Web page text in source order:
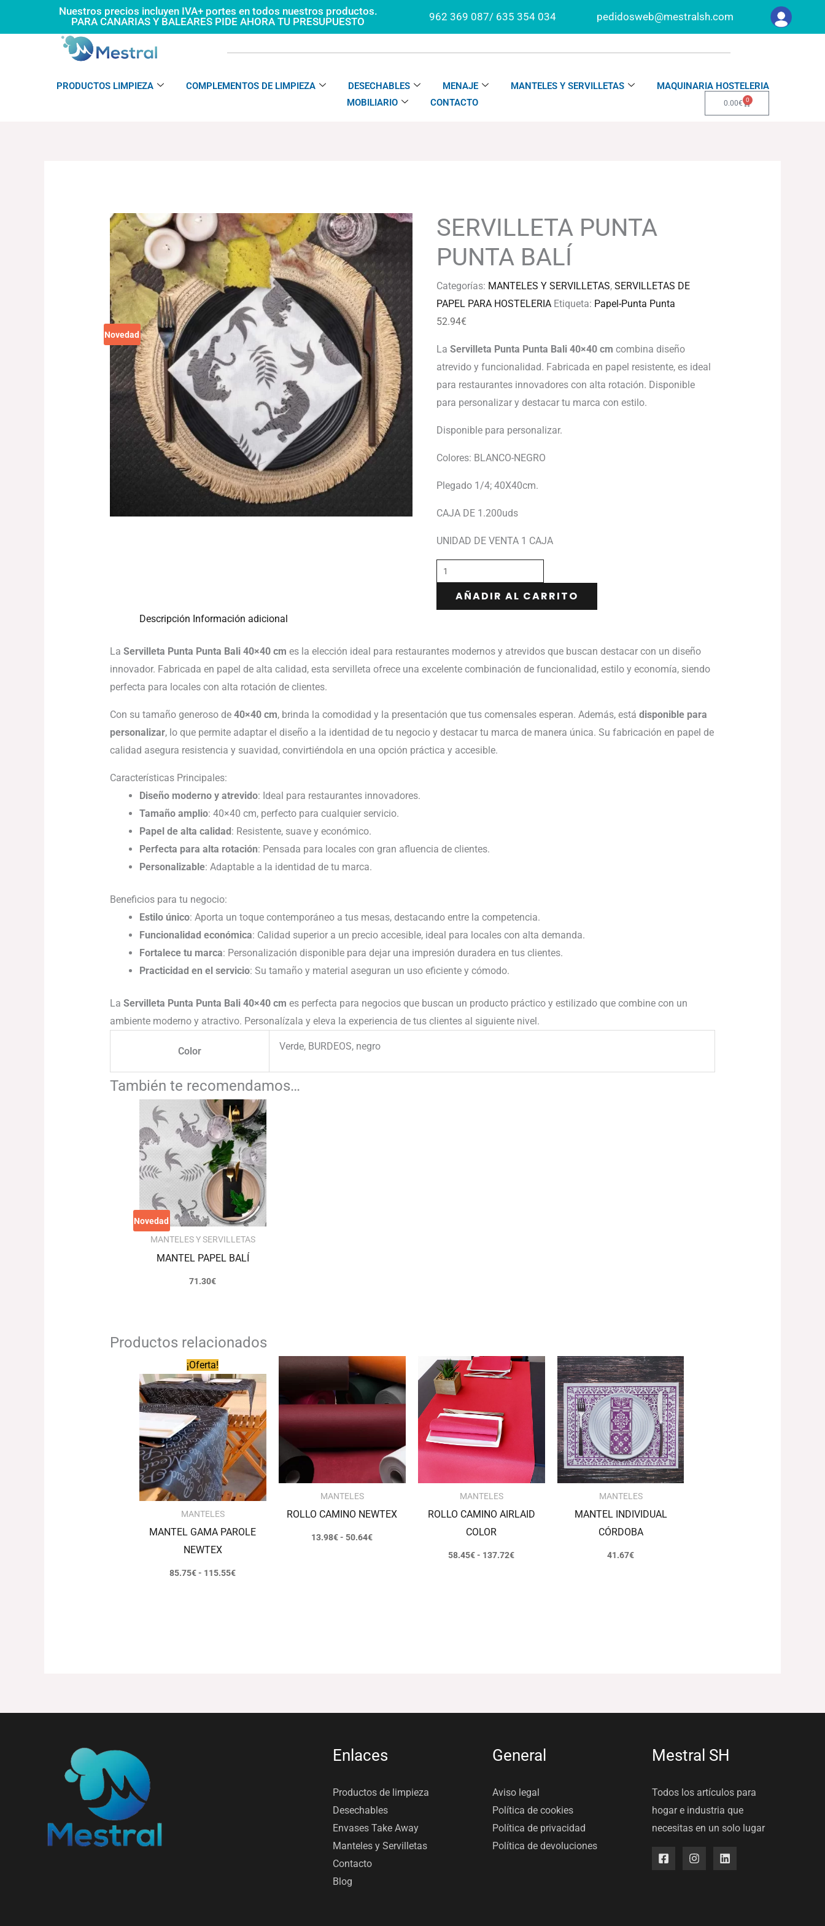
Nuestros precios incluyen IVA+ portes en todos nuestros productos.
PARA CANARIAS Y BALEARES PIDE AHORA TU PRESUPUESTO
962 369 087/ 635 354 034 pedidosweb@mestralsh.com
PRODUCTOS LIMPIEZA COMPLEMENTOS DE LIMPIEZA DESECHABLES MENAJE MANTELES Y SERVILLETAS
MAQUINARIA HOSTELERIA
MOBILIARIO
CONTACTO 0.00€ 0
Carrito
Novedad
SERVILLETA PUNTA
PUNTA BALÍ
Categorías: MANTELES Y SERVILLETAS,SERVILLETAS DE
PAPEL PARA HOSTELERIA Etiqueta: Papel-Punta Punta
52.94€
LaServilleta Punta Punta Bali 40×40 cm combina diseño
atrevido y funcionalidad. Fabricada en papel resistente, es ideal
para restaurantes innovadores con alta rotación. Disponible
para personalizar y destacar tu marca con estilo.
Disponible para personalizar.
Colores: BLANCO-NEGRO
Plegado 1/4; 40X40cm.
CAJA DE 1.200uds
UNIDAD DE VENTA 1 CAJA
BALÍ
AÑADIR AL CARRITO
Descripción Información adicional
La Servilleta Punta Punta Bali 40×40 cm es la elección ideal para restaurantes modernos y atrevidos que buscan destacar con un diseño
innovador. Fabricada en papel de alta calidad, esta servilleta ofrece una excelente combinación de funcionalidad, estilo y economía, siendo
perfecta para locales con alta rotación de clientes.
Con su tamaño generoso de 40×40 cm, brinda la comodidad y la presentación que tus comensales esperan. Además, está disponible para
personalizar, lo que permite adaptar el diseño a la identidad de tu negocio y destacar tu marca de manera única. Su fabricación en papel de
calidad asegura resistencia y suavidad, convirtiéndola en una opción práctica y accesible.
Características Principales:
Diseño moderno y atrevido: Ideal para restaurantes innovadores.
Tamaño amplio: 40×40 cm, perfecto para cualquier servicio.
Papel de alta calidad : Resistente, suave y económico.
Perfecta para alta rotación: Pensada para locales con gran afluencia de clientes.
Personalizable: Adaptable a la identidad de tu marca.
Beneficios para tu negocio:
Estilo único: Aporta un toque contemporáneo a tus mesas, destacando entre la competencia.
Funcionalidad económica: Calidad superior a un precio accesible, ideal para locales con alta demanda.
Fortalece tu marca: Personalización disponible para dejar una impresión duradera en tus clientes.
Practicidad en el servicio: Su tamaño y material aseguran un uso eficiente y cómodo.
La Servilleta Punta Punta Bali 40×40 cm es perfecta para negocios que buscan un producto práctico y estilizado que combine con un
ambiente moderno y atractivo. Personalízala y eleva la experiencia de tus clientes al siguiente nivel.
Color Verde, BURDEOS, negro
También te recomendamos…
Novedad
MANTELES Y SERVILLETAS
MANTEL PAPEL BALÍ
71.30€
Productos relacionados
¡Oferta!
MANTELES
MANTEL GAMA PAROLE
NEWTEX
85.75€- 115.55€
de
precios:
desde
85.75€
hasta
115.55€
MANTELES
ROLLO CAMINO NEWTEX
13.98€- 50.64€
Rango
de
precios:
desde
13.98€
hasta
50.64€
MANTELES
ROLLO CAMINO AIRLAID
COLOR
58.45€- 137.72€
Rango
de
precios:
desde
58.45€
hasta
137.72€
MANTELES
MANTEL INDIVIDUAL
CÓRDOBA
41.67€
Enlaces
Productos de limpieza
Desechables
Envases Take Away
Manteles y Servilletas
Contacto
Blog
General
Aviso legal
Política de cookies
Política de privacidad
Política de devoluciones
Mestral SH
Todos los artículos para
hogar e industria que
necesitas en un solo lugar